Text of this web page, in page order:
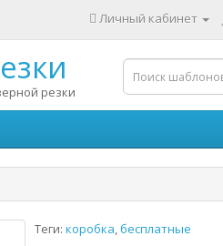
Личный кабинет
резки
Теги: коробка,бесплатные